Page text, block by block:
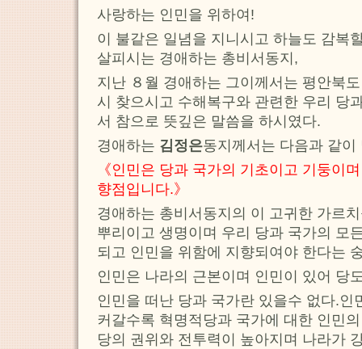
사랑하는 인민을 위하여!
이 불같은 일념을 지니시고 하늘도 감복
살피시는 경애하는 총비서동지,
지난 ８월 경애하는 그이께서는 평안북
시 찾으시고 수해복구와 관련한 우리 당
서 참으로 뜻깊은 말씀을 하시였다.
경애하는 김정은동지께서는 다음과 같이
《인민은 당과 국가의 기초이고 기둥이
향점입니다.》
경애하는 총비서동지의 이 고귀한 가르
뿌리이고 생명이며 우리 당과 국가의 모
되고 인민을 위함에 지향되여야 한다는
인민은 나라의 근본이며 인민이 있어 당
인민을 떠난 당과 국가란 있을수 없다.인
커갈수록 혁명적당과 국가에 대한 인민
당의 권위와 전투력이 높아지며 나라가